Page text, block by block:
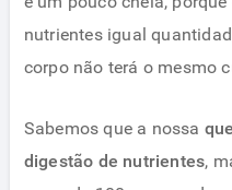
nutrientes igual
corpo não terá o mesmo
Sabemos que a nossa
digestão de nutrientes,